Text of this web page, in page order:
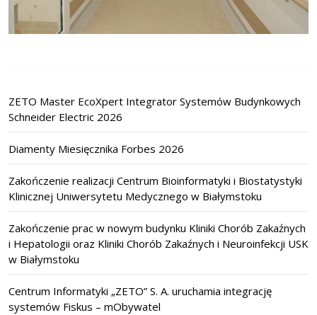
ZETO Master EcoXpert Integrator Systemów Budynkowych
Schneider Electric 2026
Diamenty Miesięcznika Forbes 2026
Zakończenie realizacji Centrum Bioinformatyki i Biostatystyki
Klinicznej Uniwersytetu Medycznego w Białymstoku
Zakończenie prac w nowym budynku Kliniki Chorób Zakaźnych
i Hepatologii oraz Kliniki Chorób Zakaźnych i Neuroinfekcji USK
w Białymstoku
Centrum Informatyki „ZETO” S. A. uruchamia integrację
systemów Fiskus – mObywatel